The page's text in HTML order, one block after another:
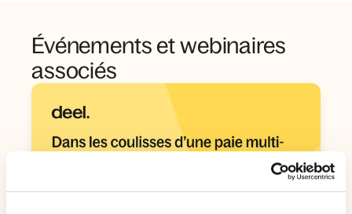
Événements et webinaires
associés